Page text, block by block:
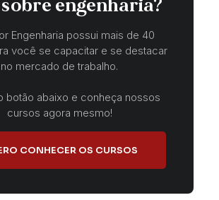
engenharia?
Engenharia possui mais de 40
você se capacitar e se destacar
no mercado de trabalho.
botão abaixo e conheça nossos
cursos agora mesmo!
CONHECER OS CURSOS